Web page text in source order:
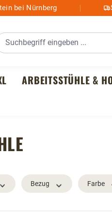
bei Nürnberg
ARBEITSSTÜHLE &
Bezug Farbe